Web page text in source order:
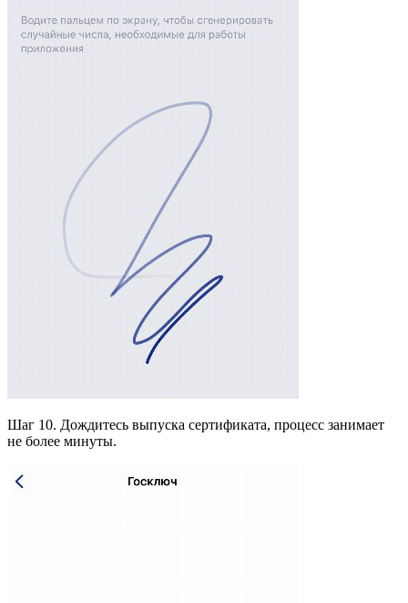
Шаг 10. Дождитесь выпуска сертификата, процесс занимает
не более минуты.